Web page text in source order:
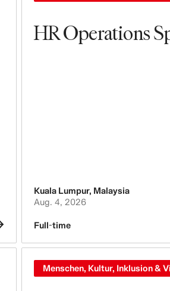
HR Operations
Kuala Lumpur, Malaysia
Aug. 4, 2026
Full-time
Menschen, Kultur, Inklusion &